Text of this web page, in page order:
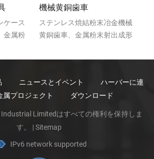
ケース
金属粉
生産す
機械黄銅歯車
ステンレス焼結粉末冶金機械
黄銅歯車、金属粉末射出成形
形状部品を生産する際立った
ニュースとイベント
ハーバーに連
属プロジェクト ダウンロード
Limitedはすべての権利を保持しま
す。 |Sitemap
IPv6 network supported